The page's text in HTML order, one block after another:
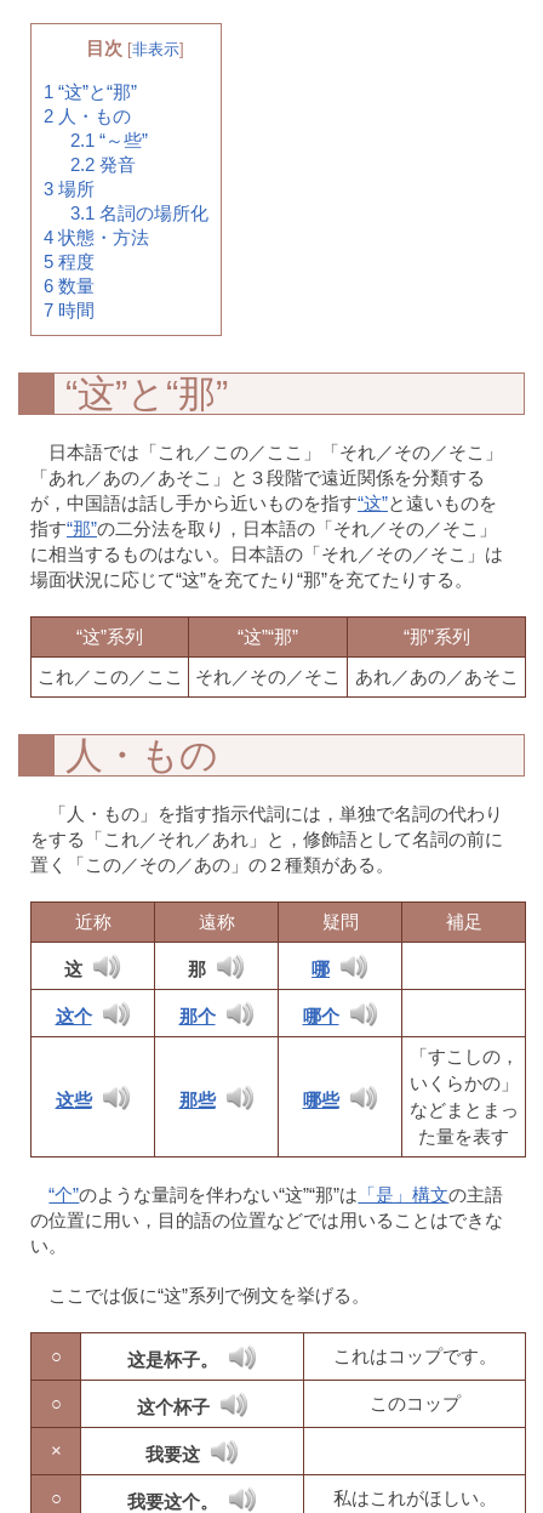
目次 [非表示]
1 “这”と“那”
2 人・もの
2.1 “～些”
2.2発音
3 場所
3.1 名詞の場所化
4 状態・方法
5 程度
6 数量
7 時間
“这”と“那”
日本語では「これ／この／ここ」「それ／その／そこ」
「あれ／あの／あそこ」と３段階で遠近関係を分類する
が，中国語は話し手から近いものを指す“这”と遠いものを
指す“那”の二分法を取り，日本語の「それ／その／そこ」
に相当するものはない。日本語の「それ／その／そこ」は
場面状況に応じて“这”を充てたり“那”を充てたりする。
“这”系列 “这”“那”
“那”系列
これ／この／ここ
それ／その／そこ あれ／あの／あそこ
人・もの
「人・もの」を指す指示代詞には，単独で名詞の代わり
をする「これ／それ／あれ」と，修飾語として名詞の前に
置く「この／その／あの」の２種類がある。
近称 遠称 疑問 補足
这 那 哪
这个 那个 哪个
这些 那些 哪些
「すこしの，
いくらかの」
などまとまっ
た量を表す
“个”のような量詞を伴わない“这”“那”は 「是」構文の主語
の位置に用い，目的語の位置などでは用いることはできな
い。
ここでは仮に“这”系列で例文を挙げる。
○ 这是杯子。 これはコップです。
○ 这个杯子 このコップ
× 我要这
○ 我要这个。 私はこれがほしい。